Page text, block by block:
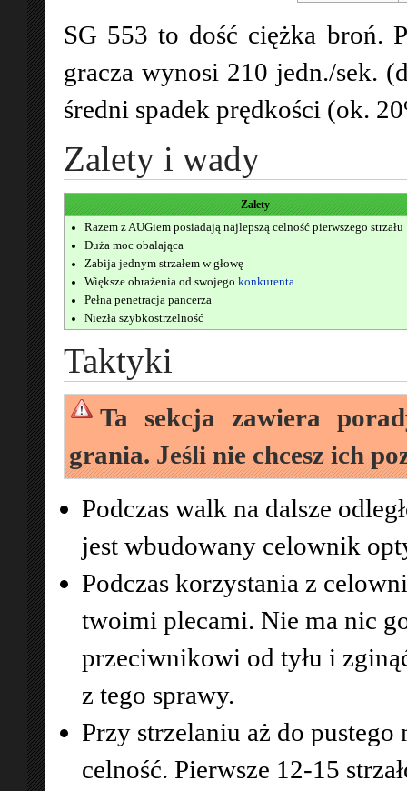
SG 553 to dość ciężka broń.
gracza wynosi 210 jedn./sek.
średni spadek prędkości (ok.
Zalety i wady
Zalety
Razem z AUGiem posiadają najlepszą celność pierwszego strzału
Duża moc obalająca
Zabija jednym strzałem w głowę
Większe obrażenia od swojegokonkurenta
Pełna penetracja pancerza
Niezła szybkostrzelność
Taktyki
Ta sekcja zawiera
grania. Jeśli nie chcesz ich
Podczas walk na dalsze
jest wbudowany celownik
Podczas korzystania z
twoimi plecami. Nie ma nic
przeciwnikowi od tyłu i
z tego sprawy.
Przy strzelaniu aż do
celność. Pierwsze 12-15